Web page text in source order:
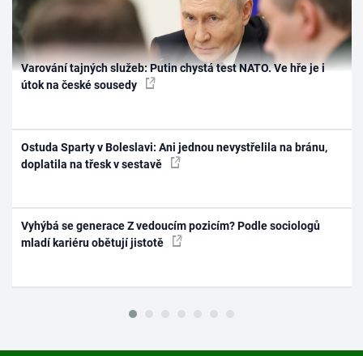
Varování tajných služeb: Putin chystá test NATO. Ve hře je i
útok na české sousedy
Ostuda Sparty v Boleslavi: Ani jednou nevystřelila na bránu,
doplatila na třesk v sestavě
Vyhýbá se generace Z vedoucím pozicím? Podle sociologů
mladí kariéru obětují jistotě